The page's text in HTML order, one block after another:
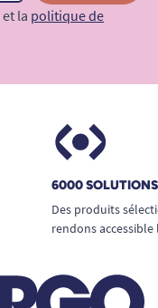
et la politique de
6000
Des produits
rendons